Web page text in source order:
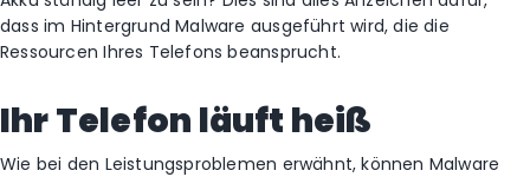
dass im Hintergrund Malware ausgeführt wird, die die
Ressourcen Ihres Telefons beansprucht.
Ihr Telefon läuft heiß
Wie bei den Leistungsproblemen erwähnt, können Malware